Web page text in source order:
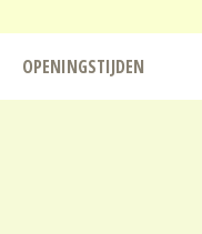
OPENINGSTIJDEN